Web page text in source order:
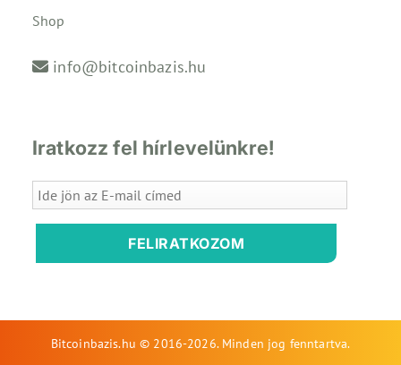
Shop
info@bitcoinbazis.hu
Iratkozz fel hírlevelünkre!
FELIRATKOZOM
Bitcoinbazis.hu © 2016-2026. Minden jog fenntartva.